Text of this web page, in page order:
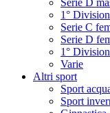
Serie D
1°
Serie C
Serie D
1°
Varie
Altri sport
Sport
Sport